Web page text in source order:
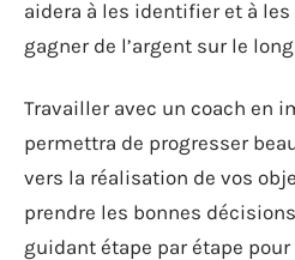
aidera à les identifier et à
gagner de l’argent sur le
Travailler avec un coach en
permettra de progresser
vers la réalisation de vos
prendre les bonnes
guidant étape par étape